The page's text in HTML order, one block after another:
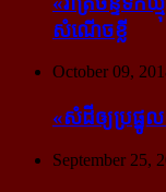
សំណើចខ្លី
October 09,
«សំដី​ឲ្យ​ប្រផ្នូ
September 25,